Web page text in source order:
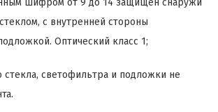
шифром от 9 до 14 защищен снаружи
с внутренней стороны
Оптический класс 1;
стекла, светофильтра и подложки не